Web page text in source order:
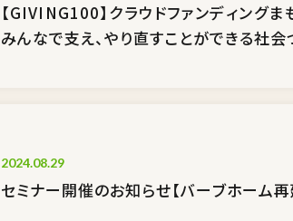
【GIVING100】クラウドファンディング
みんなで支え、やり直すことができる社会
2024.08.29
セミナー開催のお知らせ【バーブホーム